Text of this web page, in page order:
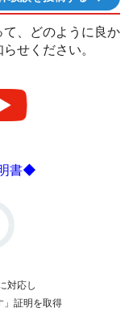
、どのように良か
せください。
書◆
対応し
」証明を取得